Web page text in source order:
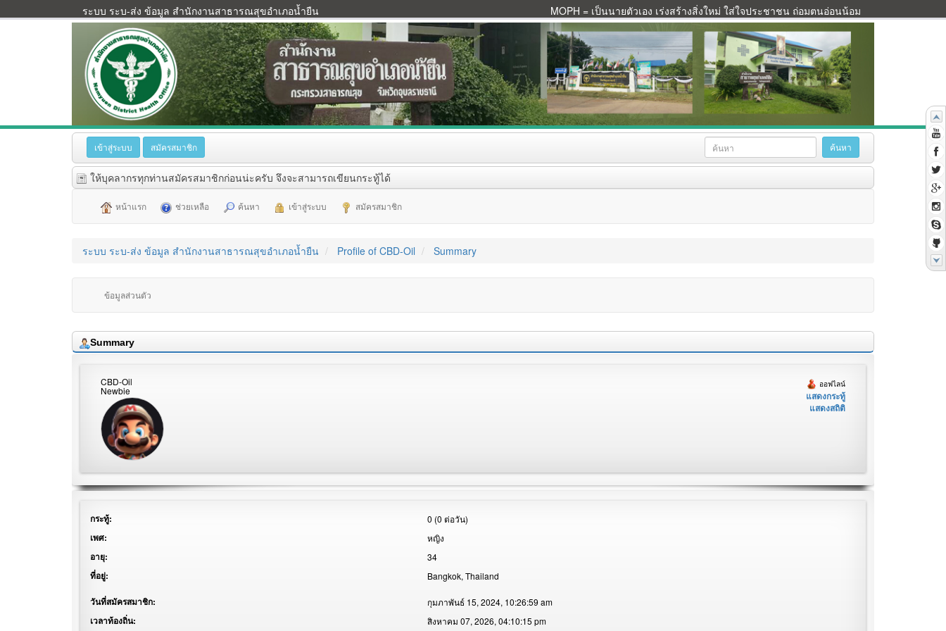
ระบบ ระบ-ส่ง ข้อมูล สำนักงานสาธารณสุขอำเภอน้ำยืน MOPH = เป็นนายตัวเอง เร่งสร้างสิ่งใหม่ ใส่ใจประชาชน ถ่อมตนอ่อนน้อม
เข้าสู่ระบบ สมัครสมาชิก
ให้บุคลากรทุกท่านสมัครสมาชิกก่อนน่ะครับ จึงจะสามารถเขียนกระทู้ได้
หน้าแรก ช่วยเหลือ ค้นหา เข้าสู่ระบบ สมัครสมาชิก
ระบบ ระบ-ส่ง ข้อมูล สำนักงานสาธารณสุขอำเภอน้ำยืน Profile of CBD-Oil Summary
ข้อมูลส่วนตัว
Summary
CBD-Oil
Newbie
ออฟไลน์
แสดงกระทู้
แสดงสถิติ
กระทู้: 0 (0 ต่อวัน)
เพศ: หญิง
อายุ: 34
ที่อยู่: Bangkok, Thailand
วันที่สมัครสมาชิก: กุมภาพันธ์ 15, 2024, 10:26:59 am
เวลาท้องถิ่น: สิงหาคม 07, 2026, 04:10:15 pm